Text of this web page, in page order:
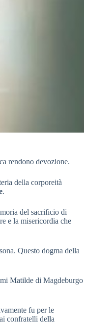
rendono devozione.
della corporeità
.
del sacrificio di
e la misericordia che
Questo dogma della
Matilde di Magdeburgo
fu per le
confratelli della